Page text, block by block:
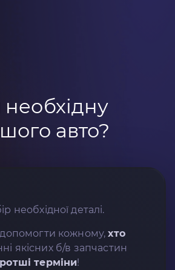
необхідну
авто?
необхідної деталі.
допомогти кожному,хто
якісних б/в запчастин
терміни!